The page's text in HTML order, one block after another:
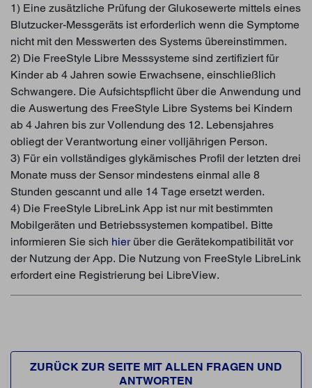
1) Eine zusätzliche Prüfung der Glukosewerte mittels eines
Blutzucker-Messgeräts ist erforderlich wenn die Symptome
nicht mit den Messwerten des Systems übereinstimmen.
2) Die FreeStyle Libre Messsysteme sind zertifiziert für
Kinder ab 4 Jahren sowie Erwachsene, einschließlich
Schwangere. Die Aufsichtspflicht über die Anwendung und
die Auswertung des FreeStyle Libre Systems bei Kindern
ab 4 Jahren bis zur Vollendung des 12. Lebensjahres
obliegt der Verantwortung einer volljährigen Person.
3) Für ein vollständiges glykämisches Profil der letzten drei
Monate muss der Sensor mindestens einmal alle 8
Stunden gescannt und alle 14 Tage ersetzt werden.
4) Die FreeStyle LibreLink App ist nur mit bestimmten
Mobilgeräten und Betriebssystemen kompatibel. Bitte
informieren Sie sich hierüber die Gerätekompatibilität vor
der Nutzung der App. Die Nutzung von FreeStyle LibreLink
erfordert eine Registrierung bei LibreView.
ZURÜCK ZUR SEITE MIT ALLEN FRAGEN UND
ANTWORTEN